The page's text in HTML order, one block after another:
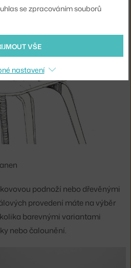
podnoží nebo dřevěnými
provedení máte na výběr
barevnými variantami
nebo čalounění.
se zpracováním souborů
VŠE
nastavení